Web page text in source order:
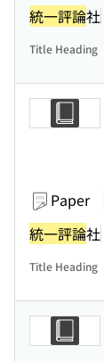
統一評論社
Title Heading
Paper
統一評論社
Title Heading